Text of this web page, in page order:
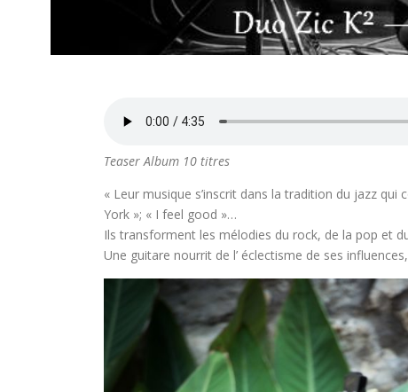
Teaser Album 10 titres
« Leur musique s’inscrit dans la tradition du jazz
York »; « I feel good »…
Ils transforment les mélodies du rock, de la pop et
Une guitare nourrit de l’ éclectisme de ses